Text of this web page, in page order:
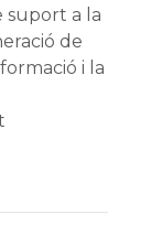
a la
de
i la